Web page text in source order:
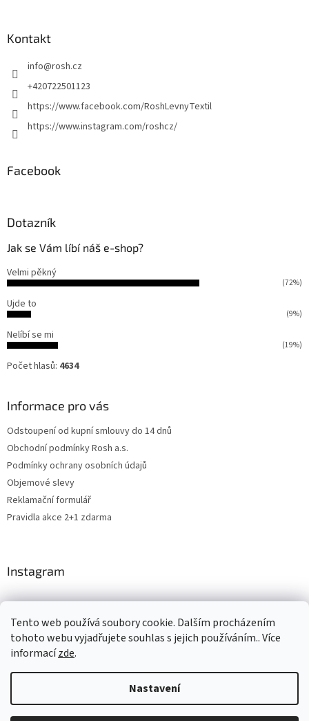
Tento web používá soubory cookie. Dalším procházením
tohoto webu vyjadřujete souhlas s jejich používáním.. Více
informacízde.
Nastavení
ý
p
Kontakt
info@rosh.cz
+420722501123
https://www.facebook.com/RoshLevnyTextil
https://www.instagram.com/roshcz/
Facebook
Dotazník
Jak se Vám líbí náš e-shop?
Velmi pěkný
(72%)
Ujde to
(9%)
Nelíbí se mi
(19%)
Počet hlasů: 4634
Informace pro vás
Odstoupení od kupní smlouvy do 14 dnů
Obchodní podmínky Rosh a.s.
Podmínky ochrany osobních údajů
Objemové slevy
Reklamační formulář
Pravidla akce 2+1 zdarma
Instagram
Levne4you.cz CARDAMON Online Magazín
Vytvořil Shoptet